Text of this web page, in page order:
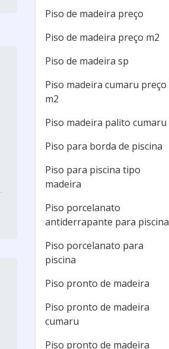
Piso de madeira preço
Piso de madeira preço m2
Piso de madeira sp
Piso madeira cumaru preço
m2
Piso madeira palito cumaru
Piso para borda de piscina
Piso para piscina tipo
madeira
Piso porcelanato
antiderrapante para piscina
Piso porcelanato para
piscina
Piso pronto de madeira
Piso pronto de madeira
cumaru
Piso pronto de madeira